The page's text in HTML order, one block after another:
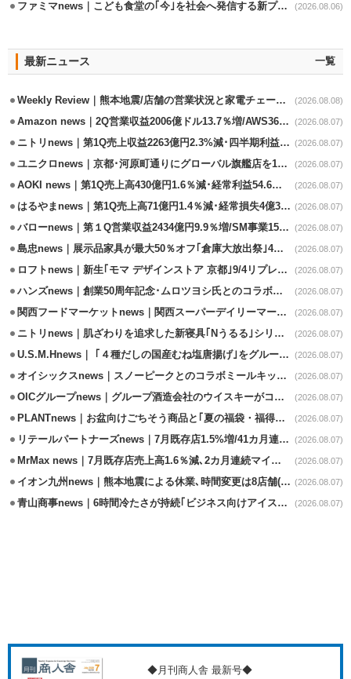
ファミマnews｜こども食堂の｢今｣を社会へ発信する新プロジェクト始動 (2026.08.06)
最新ニュース 一覧
Weekly Review｜熊本地震/店舗の営業状況と家電チェーンの支援策 (2026.08.08)
Amazon news｜2Q営業収益2006億ドル13.7％増/AWS36.8％％増が貢献 (2026.08.07)
ニトリnews｜第1Q売上収益2263億円2.3%減･四半期利益1.4％減 (2026.08.07)
ユニクロnews｜京都･河原町通りにグローバル旗艦店を11/6開設 (2026.08.07)
AOKI news｜第1Q売上高430億円1.6％減･経常利益54.6％減 (2026.08.07)
はるやまnews｜第1Q売上高71億円1.4％減･経常損失4億3800万円 (2026.08.07)
バローnews｜第１Q営業収益2434億円9.9％増/SM事業15.5％増と絶好調 (2026.08.07)
島忠news｜展示品家具が最大50％オフ｢倉庫大放出祭｣4店舗限定で開催 (2026.08.07)
ロフトnews｜新生｢モマ デザインストア 京都｣9/4リプレイスオープン (2026.08.07)
ハンズnews｜創業50周年記念･ムロツヨシ氏とのコラボ企画｢ムロハンズ｣開催 (2026.08.07)
関西フードマーケットnews｜関西スーパーデイリーマート蒲生店8/7改装 (2026.08.07)
ニトリnews｜肌ざわりを追求した新寝具｢Nうるる｣シリーズを発売 (2026.08.07)
U.S.M.Hnews｜ ｢４種だしの国産むね塩唐揚げ｣をグループ610店で共同販促 (2026.08.07)
オイシックスnews｜スノーピークとのコラボミールキット8/13発売 (2026.08.07)
OICグループnews｜グループ酒造会社のウイスキーがコンペティション受賞 (2026.08.07)
PLANTnews｜お盆向けごちそう商品と｢夏の福袋・福得カート｣8/8から開催 (2026.08.07)
リテールパートナーズnews｜7月既存店1.5%増/41カ月連続増 (2026.08.07)
MrMax news｜7月既存店売上高1.6％減､2カ月連続マイナス (2026.08.07)
イオン九州news｜熊本地震による休業､時間変更は8店舗(8/7時点) (2026.08.07)
青山商事news｜6時間冷たさが持続｢ビジネス向けアイスベスト｣発売 (2026.08.07)
◆月刊商人舎 最新号◆